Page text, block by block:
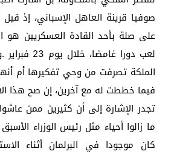
صوفيا قرينة العاهل الإسباني، إذ
على صلة بأحد القادة العسكريين هو
لعب دورا
الملكة تصرفت من وحي تفكيرها أم
فيما خططت له مع آخرين، إن صح هذا
تجدر الإشارة إلى أن كثيرين ممن
ما زالوا أحياء مثل رئيس الوزراء
كان موجودا في البرلمان أثناء